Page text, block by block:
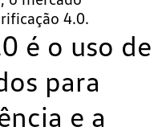
4.0.
é o uso de
para
e a